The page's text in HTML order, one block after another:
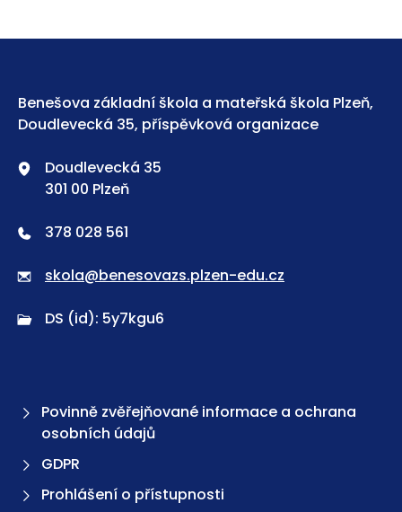
Benešova základní škola a mateřská škola Plzeň,
Doudlevecká 35, příspěvková organizace
Doudlevecká 35
301 00 Plzeň
378 028 561
skola@benesovazs.plzen-edu.cz
DS (id): 5y7kgu6
Povinně zvěřejňované informace a ochrana
osobních údajů
GDPR
Prohlášení o přístupnosti